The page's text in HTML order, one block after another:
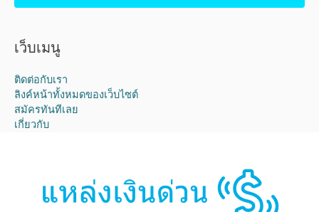
เว็บเมนู
ติดต่อกับเรา
ลิงค์หน้าทั้งหมดของเว็บไซต์
สมัครทันทีเลย
เกี่ยวกับ